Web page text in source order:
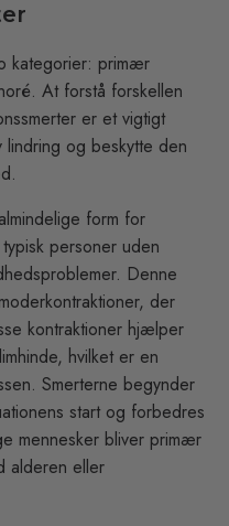
kategorier: primær
At forstå forskellen
er et vigtigt
og beskytte den
form for
personer uden
Denne
der
kontraktioner hjælper
hvilket er en
Smerterne begynder
start og forbedres
mennesker bliver primær
alderen eller